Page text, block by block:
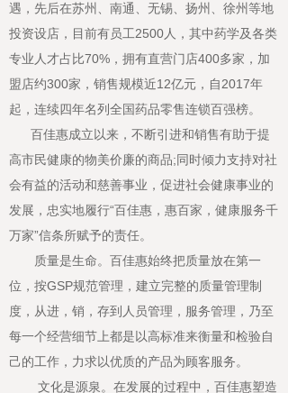
遇，先后在苏州、南通、无锡、扬州、徐州等地
投资设店，目前有员工2500人，其中药学及各类
专业人才占比70%，拥有直营门店400多家，加
盟店约300家，销售规模近12亿元，自2017年
起，连续四年名列全国药品零售连锁百强榜。
百佳惠成立以来，不断引进和销售有助于提
高市民健康的物美价廉的商品;同时倾力支持对社
会有益的活动和慈善事业，促进社会健康事业的
发展，忠实地履行“百佳惠，惠百家，健康服务千
万家”信条所赋予的责任。
质量是生命。百佳惠始终把质量放在第一
位，按GSP规范管理，建立完整的质量管理制
度，从进，销，存到人员管理，服务管理，乃至
每一个经营细节上都是以高标准来衡量和检验自
己的工作，力求以优质的产品为顾客服务。
文化是源泉。在发展的过程中，百佳惠塑造